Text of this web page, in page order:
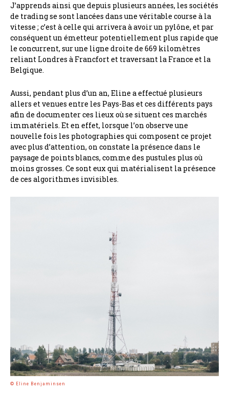
J’apprends ainsi que depuis plusieurs années, les sociétés
de trading se sont lancées dans une véritable course à la
vitesse ; c’est à celle qui arrivera à avoir un pylône, et par
conséquent un émetteur potentiellement plus rapide que
le concurrent, sur une ligne droite de 669 kilomètres
reliant Londres à Francfort et traversant la France et la
Belgique.
Aussi, pendant plus d’un an, Eline a effectué plusieurs
allers et venues entre les Pays-Bas et ces différents pays
afin de documenter ces lieux où se situent ces marchés
immatériels. Et en effet, lorsque l’on observe une
nouvelle fois les photographies qui composent ce projet
avec plus d’attention, on constate la présence dans le
paysage de points blancs, comme des pustules plus où
moins grosses. Ce sont eux qui matérialisent la présence
de ces algorithmes invisibles.
© Eline Benjaminsen